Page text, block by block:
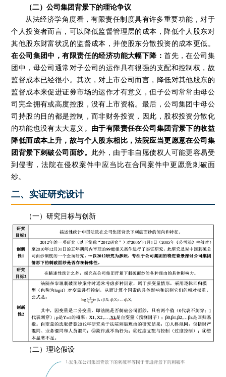
（二）公司集团背景下的理论争议
从法经济学角度看，有限责任制度具有许多重要功能，对于
个人投资者而言，可以降低监督管理层的成本，降低个人股东对
其他股东财富状况的监督成本，并使股东分散投资的成本更低。
在公司集团中，有限责任的经济功能大幅下降：首先，在公司集
团中，母公司通常对子公司的运作具有很强的支配和控制权，故
监督成本已经很小。其次，对上市公司而言，降低对其他股东的
监督成本来促进证券市场的运作才有意义，但子公司常常由母公
司完全拥有或高度控股，没有上市资格。最后，公司集团中母公
司持股的目的都是控制，而非财务投资，因此，股权投资分散化
的功能也没有太大意义。 由于有限责任在公司集团背景下的收益
降低而成本上升，故与个人股东相比，法院应当更愿意在公司集
团背景下刺破公司面纱。 此外，由于非自愿债权人可能更容易受
到侵害，法院在侵权案件中应当比在合同案件中更愿意刺破面
纱。
二、实证研究设计
（一）研究目标与创新
（二）理论假设